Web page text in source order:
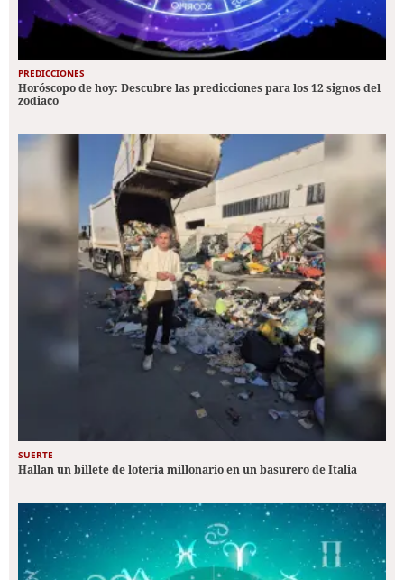
PREDICCIONES
Horóscopo de hoy: Descubre las predicciones para los 12 signos del
zodiaco
SUERTE
Hallan un billete de lotería millonario en un basurero de Italia